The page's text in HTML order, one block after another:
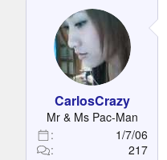
CarlosCrazy
Mr & Ms Pac-Man
1/7/06
217